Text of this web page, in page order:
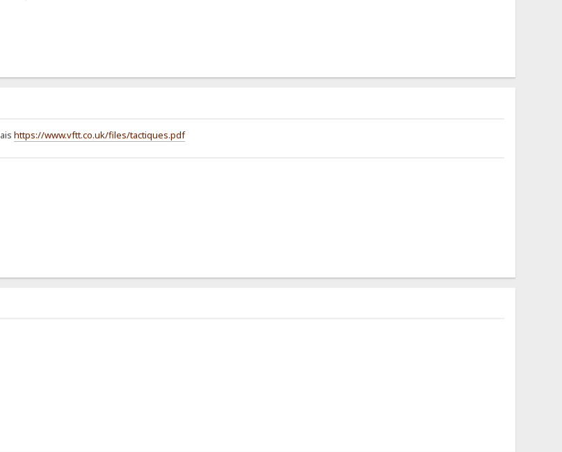
https://www.vftt.co.uk/files/tactiques.pdf